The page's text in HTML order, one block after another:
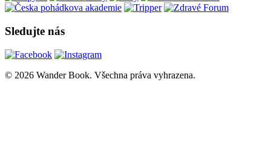
Sledujte nás
© 2026 Wander Book. Všechna práva vyhrazena.